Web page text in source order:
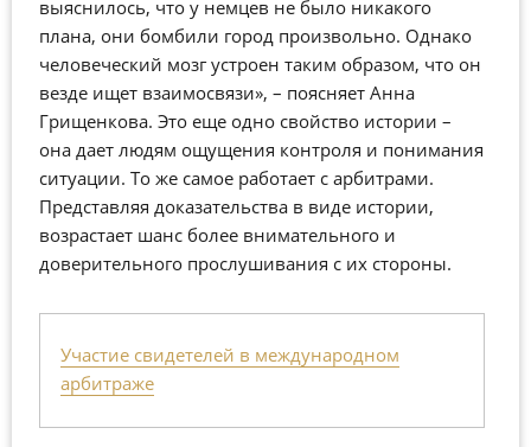
выяснилось, что у немцев не было никакого
плана, они бомбили город произвольно. Однако
человеческий мозг устроен таким образом, что он
везде ищет взаимосвязи», – поясняет Анна
Грищенкова. Это еще одно свойство истории –
она дает людям ощущения контроля и понимания
ситуации. То же самое работает с арбитрами.
Представляя доказательства в виде истории,
возрастает шанс более внимательного и
доверительного прослушивания с их стороны.
Участие свидетелей в международном
арбитраже